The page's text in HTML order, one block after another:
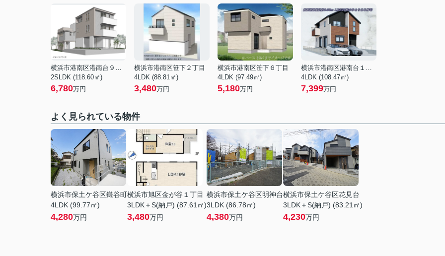
横浜市港南区港南台９丁目
2SLDK (118.60㎡)
6,780万円
横浜市港南区笹下２丁目
4LDK (88.81㎡)
3,480万円
横浜市港南区笹下６丁目
4LDK (97.49㎡)
5,180万円
横浜市港南区港南台１丁目
4LDK (108.47㎡)
7,399万円
よく見られている物件
横浜市保土ケ谷区鎌谷町
4LDK (99.77㎡)
4,280万円
横浜市旭区金が谷１丁目
3LDK＋S(納戸) (87.61㎡)
3,480万円
横浜市保土ケ谷区明神台
3LDK (86.78㎡)
4,380万円
横浜市保土ケ谷区花見台
3LDK＋S(納戸) (83.21㎡)
4,230万円